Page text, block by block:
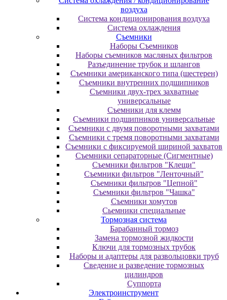
воздуха
Система кондиционирования воздуха
Система охлаждения
Съемники
Наборы Съемников
Наборы съемников масляных фильтров
Разъединение трубок и шлангов
Съемники американского типа (шестерен)
Съемники внутренних подшипников
Съемники двух-трех захватные
универсальные
Съемники для клемм
Съемники подшипников универсальные
Съемники с двумя поворотными захватами
Съемники с тремя поворотными захватами
Съемники с фиксируемой шириной захватов
Съемники сепараторные (Сигментные)
Съемники фильтров "Клещи"
Съемники фильтров "Ленточный"
Съемники фильтров "Цепной"
Съемники фильтров "Чашка"
Съемники хомутов
Сьемники специальные
Тормозная система
Барабанный тормоз
Замена тормозной жидкости
Ключи для тормозных трубок
Наборы и адаптеры для развольцовки труб
Сведение и разведение тормозных
цилиндров
Суппорта
Электроинструмент